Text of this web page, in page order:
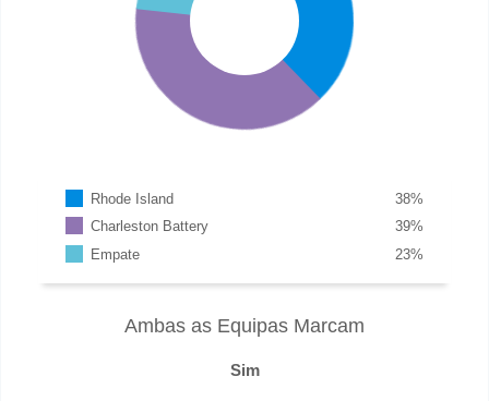
Rhode Island %
38
Charleston Battery
%
39
Empate
%
23
Ambas as Equipas Marcam
Sim